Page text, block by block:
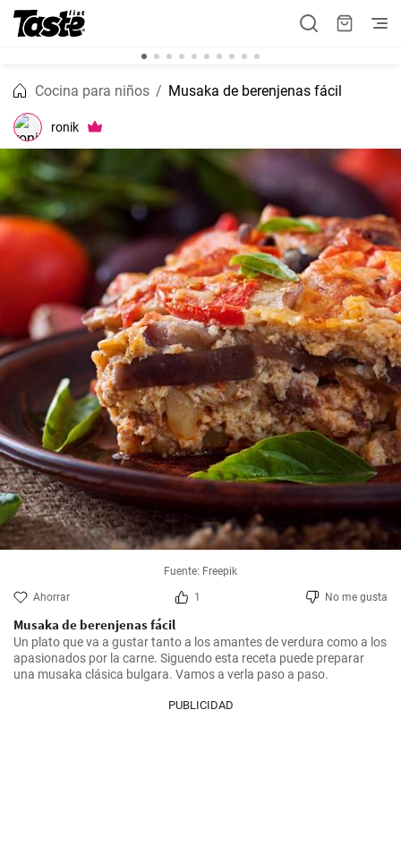
Cocina para niños Musaka de berenjenas fácil
ronik
Fuente: Freepik
Ahorrar 1 No me gusta
Musaka de berenjenas fácil
Un plato que va a gustar tanto a los amantes de verdura como a los
apasionados por la carne. Siguendo esta receta puede preparar
una musaka clásica bulgara. Vamos a verla paso a paso.
PUBLICIDAD